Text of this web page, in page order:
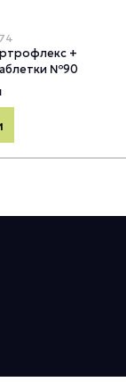
+
№90